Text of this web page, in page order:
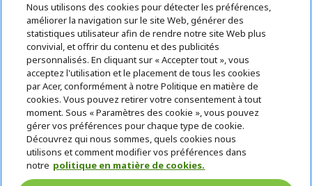
Livraison
gratuite
Accompagnement
avant et après-
vente
Paiement
Sécurisé
© 2026 Acer Inc.
CPYou BV est le revendeur et marchand agréé pour les produits et
services proposés au sein de ce magasin.
Nous utilisons des cookies pour détecter les préférences,
améliorer la navigation sur le site Web, générer des
statistiques utilisateur afin de rendre notre site Web plus
convivial, et offrir du contenu et des publicités
personnalisés. En cliquant sur « Accepter tout », vous
acceptez l'utilisation et le placement de tous les cookies
par Acer, conformément à notre Politique en matière de
cookies. Vous pouvez retirer votre consentement à tout
moment. Sous « Paramètres des cookie », vous pouvez
gérer vos préférences pour chaque type de cookie.
Découvrez qui nous sommes, quels cookies nous
utilisons et comment modifier vos préférences dans
notre politique en matière de cookies.